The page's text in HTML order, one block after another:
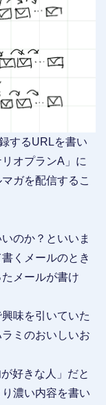
するURLを書い
オプランA」に
ガを配信するこ
のか？といいま
くメールのとき
メールが書け
味を引いていた
ミのおいしいお
好きな人」だと
濃い内容を書い